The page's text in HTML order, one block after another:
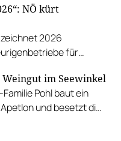
NÖ kürt
2026
für
im Seewinkel
Pohl baut ein
und besetzt die